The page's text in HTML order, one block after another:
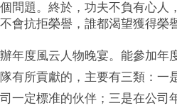
問題。終於，功夫不負有心
會抗拒榮譽，誰都渴望獲得榮
年度風云人物晚宴。能參加年
有所貢獻的，主要有三類：一
一定標准的伙伴；三是在公司